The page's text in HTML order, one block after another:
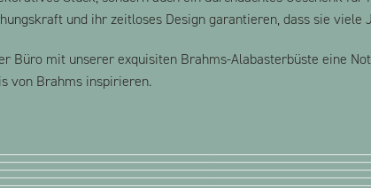
und ihr zeitloses Design garantieren, dass sie viele
Büro mit unserer exquisiten Brahms-Alabasterbüste eine
von Brahms inspirieren.